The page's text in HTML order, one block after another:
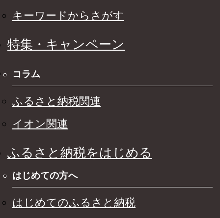
キーワードからさがす
特集・キャンペーン
コラム
ふるさと納税関連
イオン関連
ふるさと納税をはじめる
はじめての方へ
はじめてのふるさと納税